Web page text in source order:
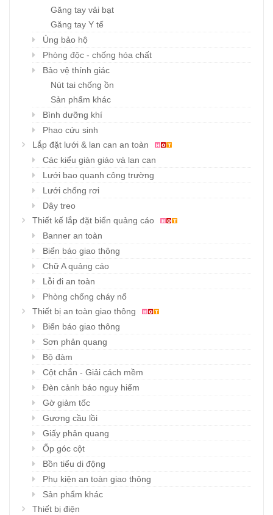
Găng tay vải bạt
Găng tay Y tế
Ủng bảo hộ
Phòng độc - chống hóa chất
Bảo vệ thính giác
Nút tai chống ồn
Sản phẩm khác
Bình dưỡng khí
Phao cứu sinh
Lắp đặt lưới & lan can an toàn
Các kiểu giàn giáo và lan can
Lưới bao quanh công trường
Lưới chống rơi
Dây treo
Thiết kế lắp đặt biển quảng cáo
Banner an toàn
Biển báo giao thông
Chữ A quảng cáo
Lỗi đi an toàn
Phòng chống cháy nổ
Thiết bị an toàn giao thông
Biển báo giao thông
Sơn phản quang
Bộ đàm
Cột chắn - Giải cách mềm
Đèn cảnh báo nguy hiểm
Gờ giảm tốc
Gương cầu lồi
Giấy phản quang
Ốp góc cột
Bồn tiểu di động
Phụ kiện an toàn giao thông
Sản phẩm khác
Thiết bị điện